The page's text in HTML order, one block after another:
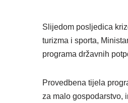
Slijedom posljedica
turizma i sporta,
programa državnih
Provedbena tijela
za malo gospodarstvo,